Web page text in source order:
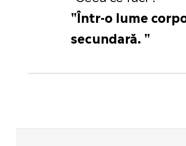
"Într-o lume
secundară. "